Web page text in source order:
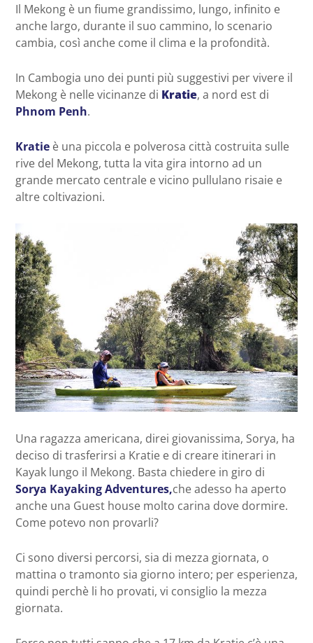
Il Mekong è un fiume grandissimo, lungo, infinito e
anche largo, durante il suo cammino, lo scenario
cambia, così anche come il clima e la profondità.
In Cambogia uno dei punti più suggestivi per vivere il
Mekong è nelle vicinanze di Kratie, a nord est di
Phnom Penh.
Kratie è una piccola e polverosa città costruita sulle
rive del Mekong, tutta la vita gira intorno ad un
grande mercato centrale e vicino pullulano risaie e
altre coltivazioni.
Una ragazza americana, direi giovanissima, Sorya, ha
deciso di trasferirsi a Kratie e di creare itinerari in
Kayak lungo il Mekong. Basta chiedere in giro di
Sorya Kayaking Adventures,che adesso ha aperto
anche una Guest house molto carina dove dormire.
Come potevo non provarli?
Ci sono diversi percorsi, sia di mezza giornata, o
mattina o tramonto sia giorno intero; per esperienza,
quindi perchè li ho provati, vi consiglio la mezza
giornata.